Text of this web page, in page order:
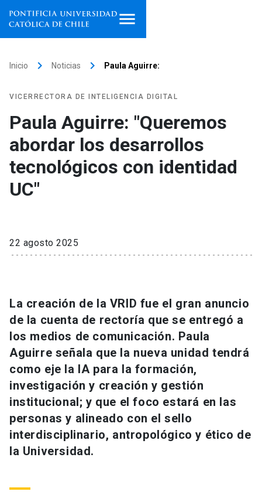
institutos
Investigación
Internacionalización
Vinculación
Información para keyboard_arrow_down
Futuros estudiantes
Estudiantes
Académicos
Personal
Alumni
Go to english site launch
ACCESOS DIRECTOS
Admisión launch
Mi Cuenta UC launch
Correo UC launch
Medios
Inicio keyboard_arrow_right Noticias keyboard_arrow_right Paula Aguirre:
VICERRECTORA DE INTELIGENCIA DIGITAL
Paula Aguirre: "Queremos
abordar los desarrollos
tecnológicos con identidad
UC"
22 agosto 2025
La creación de la VRID fue el gran anuncio
de la cuenta de rectoría que se entregó a
los medios de comunicación. Paula
Aguirre señala que la nueva unidad tendrá
como eje la IA para la formación,
investigación y creación y gestión
institucional; y que el foco estará en las
personas y alineado con el sello
interdisciplinario, antropológico y ético de
la Universidad.